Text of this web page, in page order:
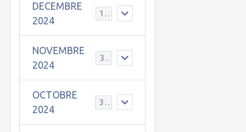
DECEMBRE
2024
19
NOVEMBRE
2024
30
OCTOBRE
2024
31